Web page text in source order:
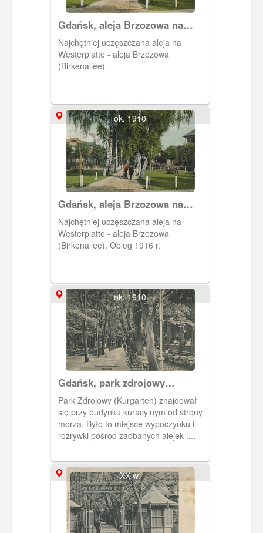
Gdańsk, aleja Brzozowa na
Westerplatte
Najchętniej uczęszczana aleja na
Westerplatte - aleja Brzozowa
(Birkenallee).
ok. 1910
Gdańsk, aleja Brzozowa na
Westerplatte
Najchętniej uczęszczana aleja na
Westerplatte - aleja Brzozowa
(Birkenallee). Obieg 1916 r.
ok. 1910
Gdańsk, park zdrojowy
Kurgarten na Westerplatte
Park Zdrojowy (Kurgarten) znajdował
się przy budynku kuracyjnym od strony
morza. Było to miejsce wypoczynku i
rozrywki pośród zadbanych alejek i
XX w.